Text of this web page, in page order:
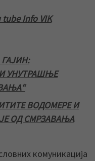
tube Info VIK
УНУТРАШЊЕ
ВОДОМЕРЕ И
ОД СМРЗАВАЊА
комуникација